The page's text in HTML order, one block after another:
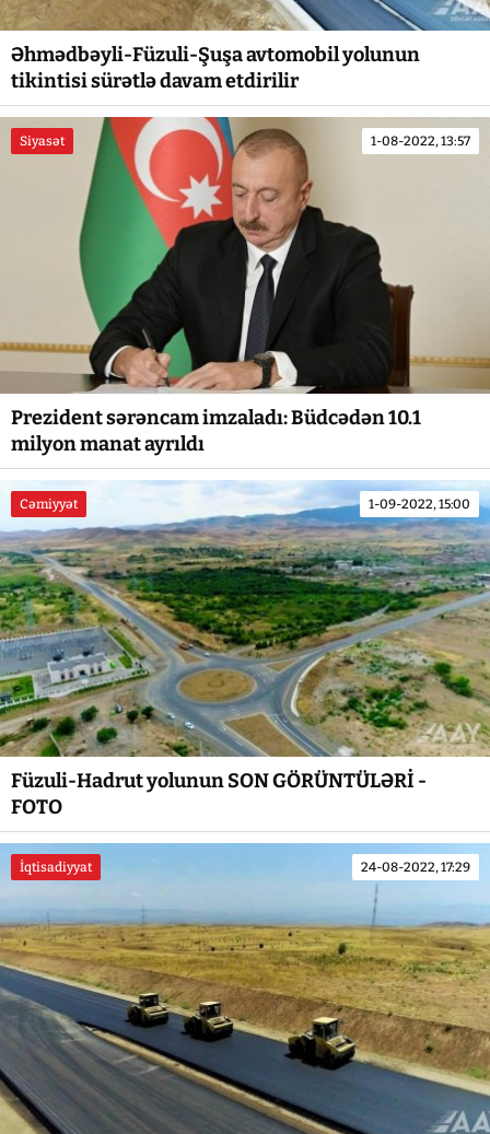
Əhmədbəyli-Füzuli-Şuşa avtomobil yolunun
tikintisi sürətlə davam etdirilir
Siyasət 1-08-2022, 13:57
Prezident sərəncam imzaladı: Büdcədən 10.1
milyon manat ayrıldı
Cəmiyyət 1-09-2022, 15:00
Füzuli-Hadrut yolunun SON GÖRÜNTÜLƏRİ -
FOTO
İqtisadiyyat 24-08-2022, 17:29